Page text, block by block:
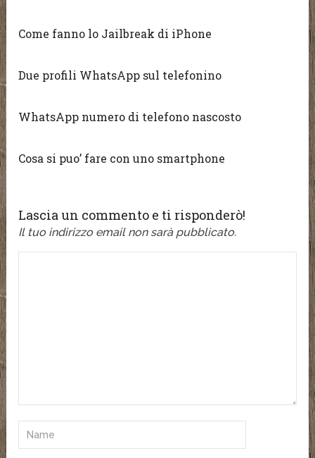
Come fanno lo Jailbreak di iPhone
Due profili WhatsApp sul telefonino
WhatsApp numero di telefono nascosto
Cosa si puo’ fare con uno smartphone
Lascia un commento e ti risponderò!
Il tuo indirizzo email non sarà pubblicato.